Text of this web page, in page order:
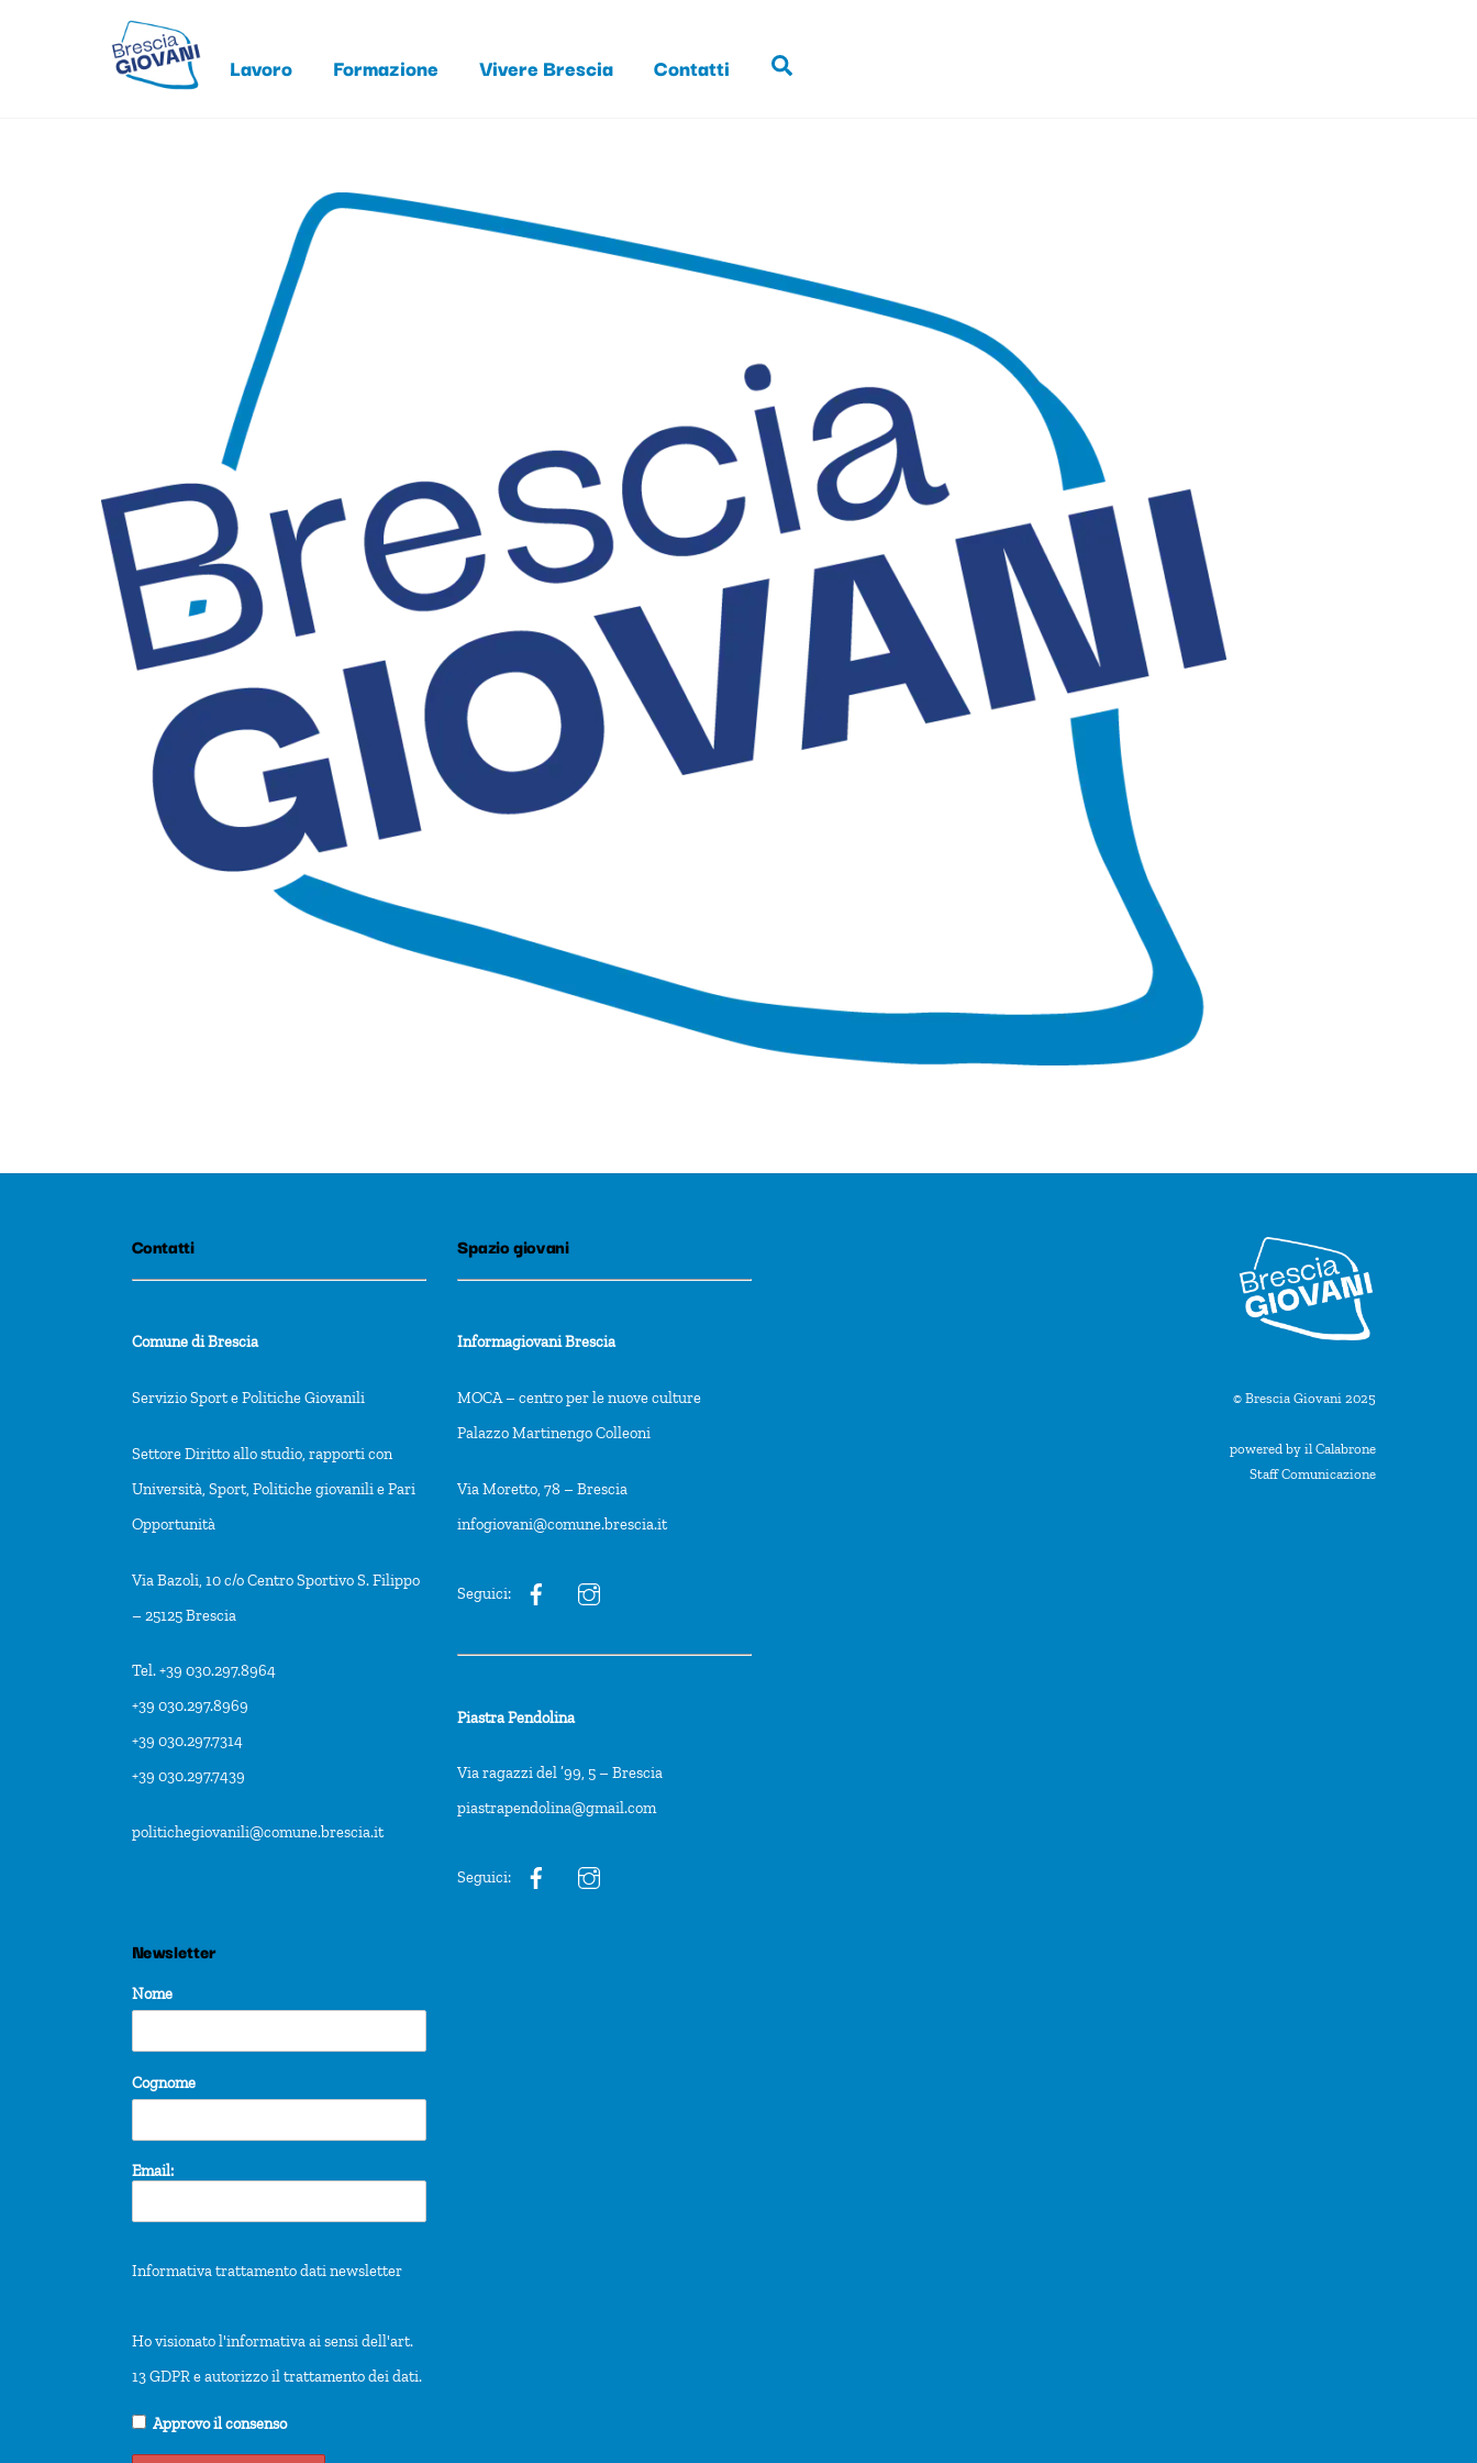
Lavoro Formazione Vivere Brescia Contatti
© Brescia Giovani 2025
powered by il Calabrone
Staff Comunicazione
Contatti
Comune di Brescia
Servizio Sport e Politiche Giovanili
Settore Diritto allo studio, rapporti con
Università, Sport, Politiche giovanili e Pari
Opportunità
Via Bazoli, 10 c/o Centro Sportivo S. Filippo
– 25125 Brescia
Tel. +39 030.297.8964
+39 030.297.8969
+39 030.297.7314
+39 030.297.7439
politichegiovanili@comune.brescia.it
Spazio giovani
Informagiovani Brescia
MOCA – centro per le nuove culture
Palazzo Martinengo Colleoni
Via Moretto, 78 – Brescia
infogiovani@comune.brescia.it
Seguici:
Piastra Pendolina
Via ragazzi del ’99, 5 – Brescia
piastrapendolina@gmail.com
Seguici:
Newsletter
Nome
Cognome
Email:
Informativa trattamento dati newsletter
Ho visionato l'informativa ai sensi dell'art.
13 GDPR e autorizzo il trattamento dei dati.
Approvo il consenso